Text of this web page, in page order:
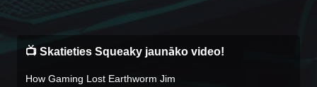
📺 Skatieties Squeaky jaunāko video!
How Gaming Lost Earthworm Jim